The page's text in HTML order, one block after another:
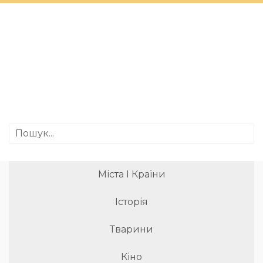
Міста І Країни
Історія
Тварини
Кіно